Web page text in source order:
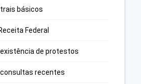
básicos
Federal
existência de protestos
consultas recentes